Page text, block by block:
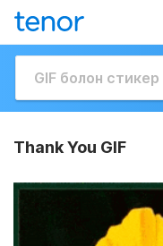
Thank You GIF